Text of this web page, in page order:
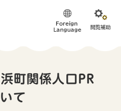
町関係人口PR
て